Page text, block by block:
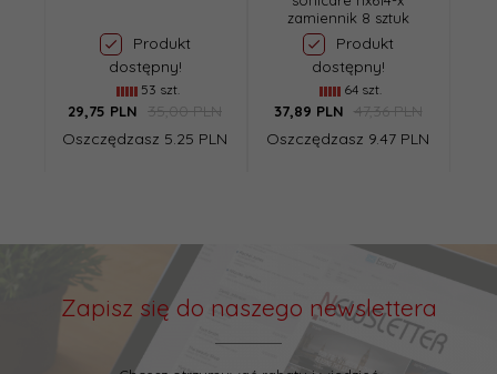
Produkt
dostępny!
53 szt.
29,75 PLN
35,00 PLN
Oszczędzasz 5.25 PLN
zamiennik 8 sztuk
Produkt
dostępny!
64 szt.
37,89 PLN
47,36 PLN
Oszczędzasz 9.47 PLN
Zapisz się do naszego newslettera